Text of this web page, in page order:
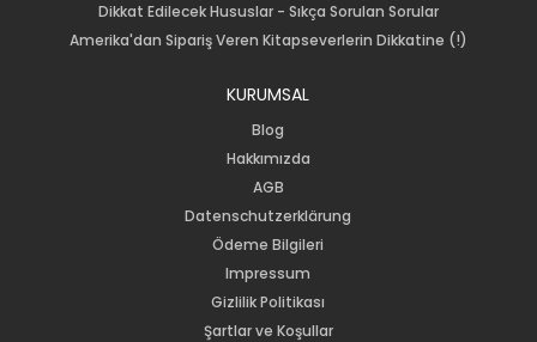
Dikkat Edilecek Hususlar - Sıkça Sorulan Sorular
Amerika'dan Sipariş Veren Kitapseverlerin Dikkatine (!)
KURUMSAL
Blog
Hakkımızda
AGB
Datenschutzerklärung
Ödeme Bilgileri
Impressum
Gizlilik Politikası
Şartlar ve Koşullar